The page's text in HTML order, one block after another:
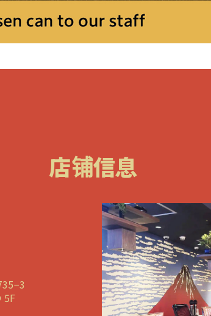
店铺信息
5F